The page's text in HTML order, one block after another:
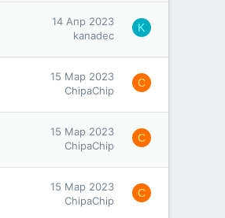
14 Апр 2023
kanadec
K
15 Мар 2023
ChipaChip
C
15 Мар 2023
ChipaChip
C
15 Мар 2023
ChipaChip
C